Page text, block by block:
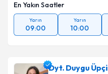
En Yakın Saatler
Yarın
09:00
Yarın
10:00
Dyt. Duygu